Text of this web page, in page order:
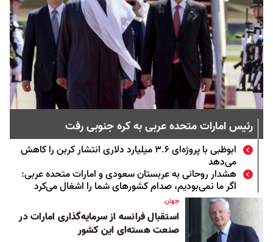
رئیس امارات متحده عربی به کره جنوبی رفت
ابوظبی با پروژه‌ای ۳.۶ میلیارد دلاری انتشار کربن را کاهش
می‌دهد
هشدار روحانی به عربستان سعودی و امارات متحده عربی:
اگر ما نمی‌بودیم، صدام کشورهای شما را اشغال می‌کرد
جهان
استقبال فرانسه از سرمایه‌گذاری امارات در
صنعت هسته‌ای این کشور